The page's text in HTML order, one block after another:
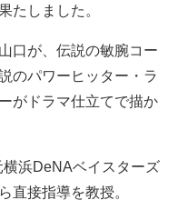
たしました。
口が、伝説の敏腕コー
のパワーヒッター・ラ
がドラマ仕立てで描か
浜DeNAベイスターズ
直接指導を教授。